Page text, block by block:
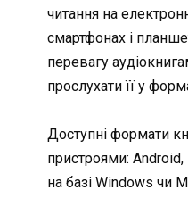
читання на
смартфонах і
перевагу
прослухати її у
Доступні формати
пристроями:
на базі Windows чи